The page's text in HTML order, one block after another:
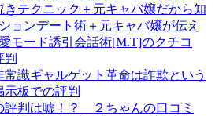
きテクニック＋元キャバ嬢だから知
ョンデート術＋元キャバ嬢が伝え
モード誘引会話術[M.T]のクチコ
識ギャルゲット革命は詐欺という
板での評判
評判は嘘！？ ２ちゃんの口コミ